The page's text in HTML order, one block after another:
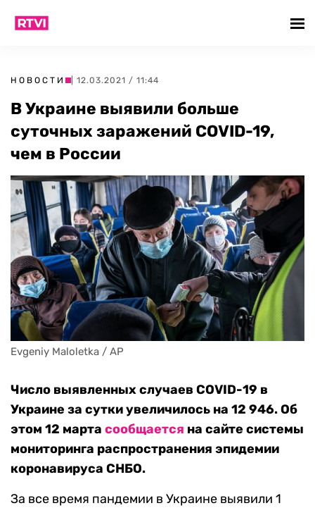
НОВОСТИ | 12.03.2021 / 11:44
В Украине выявили больше
суточных заражений COVID-19,
чем в России
Evgeniy Maloletka / AP
Число выявленных случаев COVID-19 в
Украине за сутки увеличилось на 12 946. Об
этом 12 марта сообщается на сайте системы
мониторинга распространения эпидемии
коронавируса СНБО.
За все время пандемии в Украине выявили 1